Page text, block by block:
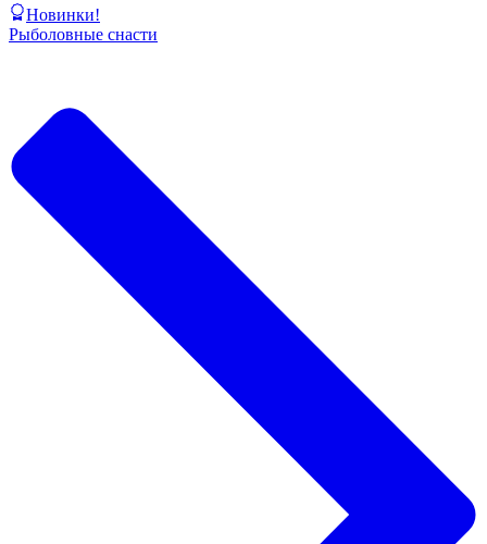
Новинки!
Рыболовные снасти